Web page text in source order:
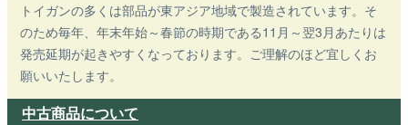
トイガンの多くは部品が東アジア地域で製造されています。そ
のため毎年、年末年始～春節の時期である11月～翌3月あたりは
発売延期が起きやすくなっております。ご理解のほど宜しくお
願いいたします。
中古商品について